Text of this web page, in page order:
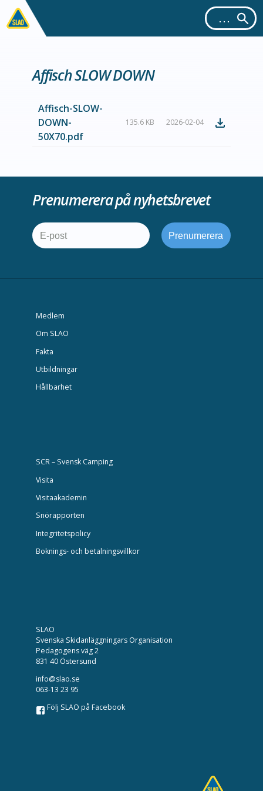
Affisch SLOW DOWN
Affisch-SLOW-
DOWN-
50X70.pdf
135.6 KB 2026-02-04
Prenumerera på nyhetsbrevet
Medlem
Om SLAO
Fakta
Utbildningar
Hållbarhet
SCR – Svensk Camping
Visita
Visitaakademin
Snörapporten
Integritetspolicy
Boknings- och betalningsvillkor
SLAO
Svenska Skidanläggningars Organisation
Pedagogens väg 2
831 40 Östersund
info@slao.se
063-13 23 95
Följ SLAO på Facebook